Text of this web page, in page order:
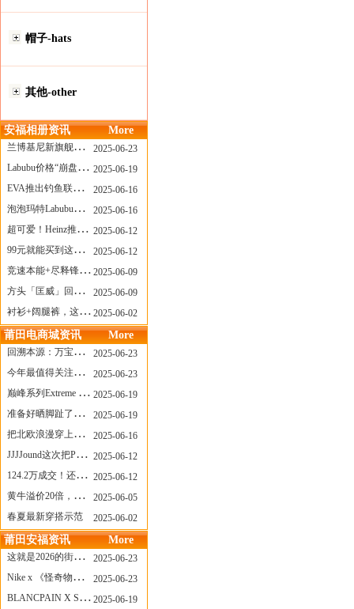
帽子-hats
其他-other
安福相册资讯 More
兰博基尼新旗舰曝光？这台顶级超跑或将在8月登场
2025-06-23
Labubu价格“崩盘”？618当日泡泡玛特预售补货量超200W！
2025-06-19
EVA推出钓鱼联名套装，初号机也能当“假饵”？
2025-06-16
泡泡玛特Labubu新品发售上演“拳王争霸”......
2025-06-16
超可爱！Heinz推出星之卡比合作款番茄酱！
2025-06-12
99元就能买到这样颜值的太阳镜？优衣库夏季墨镜系列
2025-06-12
竞速本能+尽释锋芒——罗杰杜彼Roger+Dubuis王者竞速系列飞返计时码表燃擎赛道
2025-06-09
方头「匡威」回归！日系简约里的小心思
2025-06-09
衬衫+阔腿裤，这样穿美出新高度！
2025-06-02
莆田电商城资讯 More
回溯本源：万宝龙推出明星系列都市灰腕表新作
2025-06-23
今年最值得关注的AF1！KOBE x AF1 明日发售
2025-06-23
巅峰系列Extreme Diver潜水腕表与Revival Diver复刻版潜水腕表共同推出“暗影款”新作
2025-06-19
准备好晒脚趾了吗？透明款 AF1 要回归了
2025-06-19
把北欧浪漫穿上脚，Cecilie Bahnsen x ASICS
2025-06-16
JJJJound这次把PUMA改得好安静
2025-06-12
124.2万成交！还有什么是Labubu做不到的？
2025-06-12
黄牛溢价20倍，「Labubu」3.0市价大盘点！假货比正品还贵...
2025-06-05
春夏最新穿搭示范
2025-06-02
莆田安福资讯 More
这就是2026的街头感！Prada新包我先爱了
2025-06-23
Nike x 《怪奇物语》联名回归，终于轮到这双热门款了！
2025-06-23
BLANCPAIN X SWATCH联名款 BIOCERAMIC SCUBA FIFTY FATHOMS 系列推出全新 GREEN ABYSS（碧波洋）腕表
2025-06-19